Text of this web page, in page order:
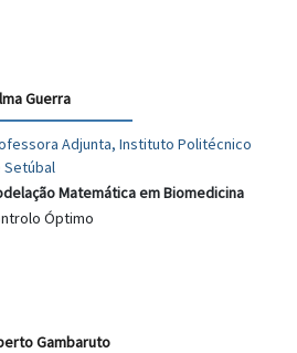
Guerra
Adjunta, Instituto Politécnico
Setúbal
Matemática em Biomedicina
Óptimo
Gambaruto